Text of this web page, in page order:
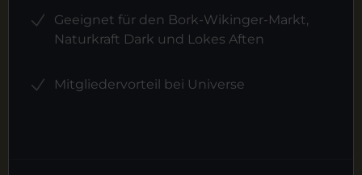
Geeignet für den Bork-Wikinger-Markt,
Naturkraft Dark und Lokes Aften
Mitgliedervorteil bei Universe